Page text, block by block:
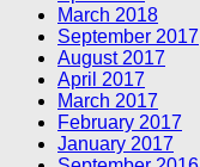
March 2018
September 2017
August 2017
April 2017
March 2017
February 2017
January 2017